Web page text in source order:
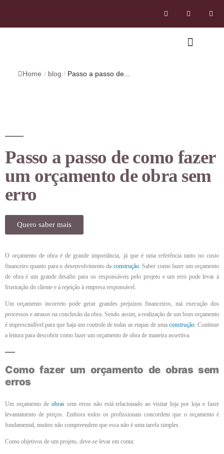
Home / blog / Passo a passo de...
Passo a passo de como fazer
um orçamento de obra sem
erro
Quero saber mais
O orçamento de obra é de grande importância, já que é uma referência tanto no custo
financeiro quanto para o desenvolvimento da construção. Saber como fazer um orçamento
de obra é um grande desafio para os responsáveis pelo projeto e um erro pode levar à
frustração do cliente e à rejeição à empresa responsável.
Um orçamento incorreto pode gerar grandes prejuízos financeiros, má execução dos
processos e atrasos na conclusão da obra. Sendo assim, a realização de um bom orçamento
é imprescindível para que haja um controle de todas as etapas de uma construção. Continue
a leitura para descobrir como fazer um orçamento de obra de maneira assertiva.
Como fazer um orçamento de obras sem
erros
Um orçamento de obrassem erros não está relacionado ao visitar loja por loja e fazer
levantamento de preços. Embora todos os profissionais concordem que o orçamento é
fundamental, muitos não compreendem que essa não é uma tarefa simples.
Como objetivos de um projeto, deve-se levar em conta: